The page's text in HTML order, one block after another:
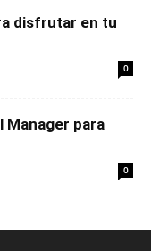
disfrutar en tu
0
Manager para
0